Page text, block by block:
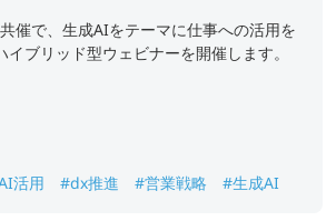
催で、生成AIをテーマに仕事への活用を
ブリッド型ウェビナーを開催します。
活用 #dx推進 #営業戦略 #生成AI